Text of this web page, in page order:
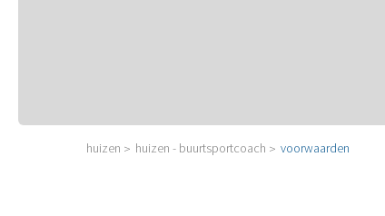
huizen huizen - buurtsportcoach voorwaarden